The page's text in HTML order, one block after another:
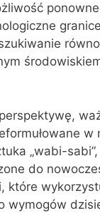
w
„wabi-
do
które
wymogów